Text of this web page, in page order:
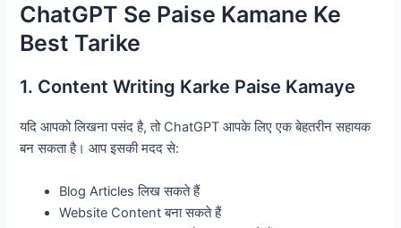
ChatGPT Se Paise Kamane Ke
Best Tarike
1. Content Writing Karke Paise Kamaye
यदि आपको लिखना पसंद है, तो ChatGPT आपके लिए एक बेहतरीन सहायक
बन सकता है। आप इसकी मदद से:
Blog Articles लिख सकते हैं
Website Content बना सकते हैं